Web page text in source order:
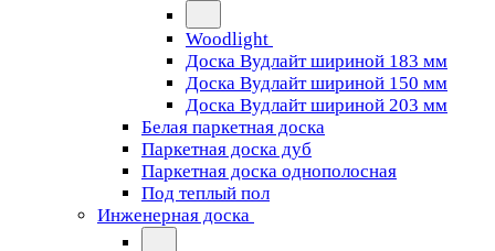
Woodlight
Доска Вудлайт шириной 183 мм
Доска Вудлайт шириной 150 мм
Доска Вудлайт шириной 203 мм
Белая паркетная доска
Паркетная доска дуб
Паркетная доска однополосная
Под теплый пол
Инженерная доска